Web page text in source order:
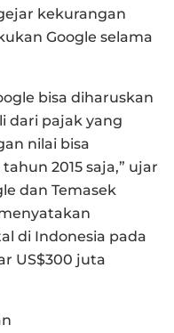
kekurangan
Google selama
bisa diharuskan
dari pajak yang
nilai bisa
2015 saja,” ujar
dan Temasek
di Indonesia pada
US$300 juta